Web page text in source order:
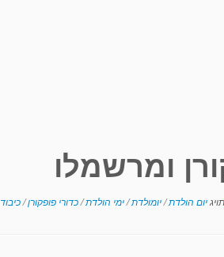
ומרשמלו
תויגיום הולדת/יומולדת/ימי הולדת/כדורי פופקורן/כיבוד